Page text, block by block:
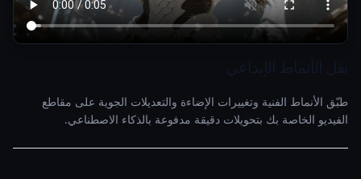
نقل الأنماط الإبداعي
طبّق الأنماط الفنية وتغييرات الإضاءة والتعديلات الجوية على مقاطع
الفيديو الخاصة بك بتحويلات دقيقة مدفوعة بالذكاء الاصطناعي.